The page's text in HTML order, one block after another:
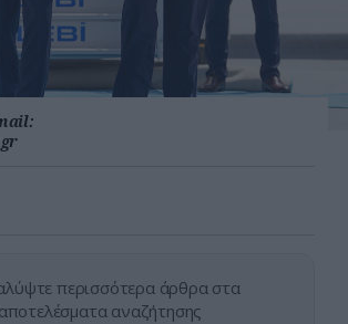
περισσότερα άρθρα στα
αποτελέσματα αναζήτησης